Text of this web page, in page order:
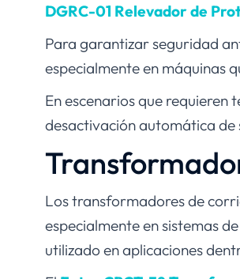
DGRC-01 Relevador de
Para garantizar seguridad
especialmente en máquinas
En escenarios que requieren
desactivación automática de
Los transformadores de
especialmente en sistemas
utilizado en aplicaciones